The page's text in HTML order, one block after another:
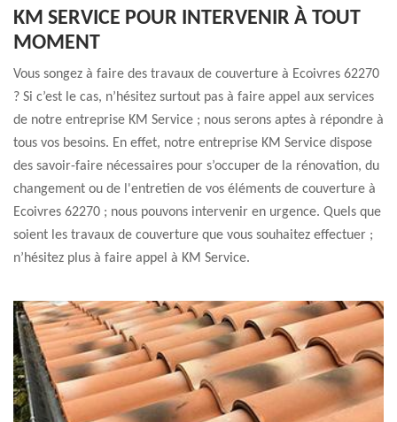
KM SERVICE POUR INTERVENIR À TOUT
MOMENT
Vous songez à faire des travaux de couverture à Ecoivres 62270
? Si c’est le cas, n’hésitez surtout pas à faire appel aux services
de notre entreprise KM Service ; nous serons aptes à répondre à
tous vos besoins. En effet, notre entreprise KM Service dispose
des savoir-faire nécessaires pour s’occuper de la rénovation, du
changement ou de l'entretien de vos éléments de couverture à
Ecoivres 62270 ; nous pouvons intervenir en urgence. Quels que
soient les travaux de couverture que vous souhaitez effectuer ;
n’hésitez plus à faire appel à KM Service.